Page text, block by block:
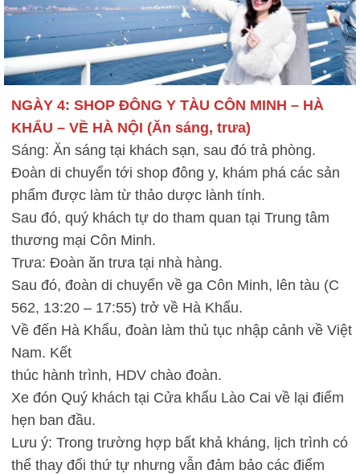
NGÀY 4: SHOP ĐÔNG Y TÀU CÔN MINH – HÀ
KHẨU – VỀ HÀ NỘI (Ăn sáng, trưa)
Sáng: Ăn sáng tại khách sạn, sau đó trả phòng.
Đoàn di chuyển tới shop đông y, khám phá các sản
phẩm được làm từ thảo dược lành tính.
Sau đó, quý khách tự do tham quan tại Trung tâm
thương mại Côn Minh.
Trưa: Đoàn ăn trưa tại nhà hàng.
Sau đó, đoàn di chuyển về ga Côn Minh, lên tàu (C
562, 13:20 – 17:55) trở về Hà Khẩu.
Về đến Hà Khẩu, đoàn làm thủ tục nhập cảnh về Việt
Nam. Kết
thúc hành trình, HDV chào đoàn.
Xe đón Quý khách tại Cửa khẩu Lào Cai về lại điểm
hẹn ban đầu.
Lưu ý: Trong trường hợp bất khả kháng, lịch trình có
thể thay đổi thứ tự nhưng vẫn đảm bảo các điểm